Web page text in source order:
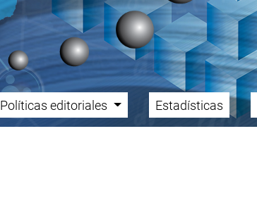
Políticas editoriales Estadísticas